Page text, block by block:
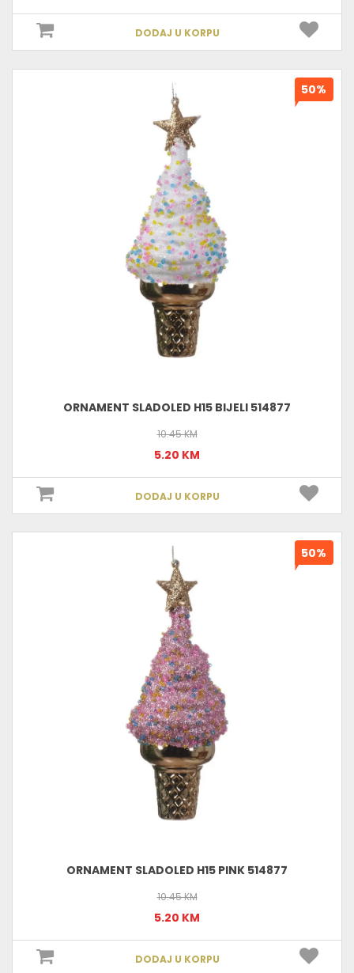
DODAJ U KORPU
ORNAMENT SLADOLED H15 BIJELI 514877
10.45 KM
5.20 KM
DODAJ U KORPU
50%
ORNAMENT SLADOLED H15 PINK 514877
10.45 KM
5.20 KM
DODAJ U KORPU
50%